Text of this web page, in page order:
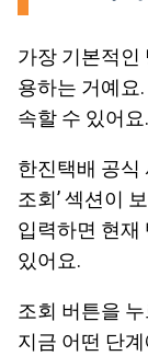
가장 기본적인
용하는 거예요
속할 수 있어요.
한진택배 공식
조회’ 섹션이
입력하면 현재
있어요.
조회 버튼을
지금 어떤 단